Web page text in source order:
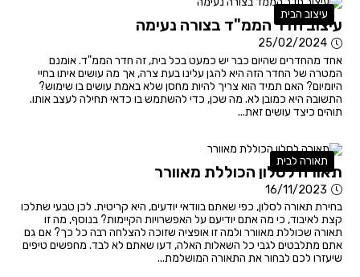
עיצוב הבית
עיצוב חדר הממ"ד בצורה נעימה
25/02/2024
אחד מהחדרים שהיום כבר יש כמעט בכל בית, זה חדר הממ"ד. אומנם
המטרה של החדר הזה היא להגן עלינו בעת צרה, אך מה עושים איתו בחיי
היומיום? האם תמיד הוא צריך להיות מחסן שלא באמת עושים בו שימוש?
התשובה היא כמובן לא. מה שכן, כדי להשתמש בו כדאי תחילה לעצב אותו.
תוהים כיצד עושים זאת...
תאורה לבית
תאורה לסלון הכוללת מאוורר
16/11/2023
בחירת תאורה לסלון, כפי שאתם בוודאי יודעים, היא קריטית. לכן טבעי שתלכו
קצת לאיבוד, כי מה אתם יודיעם על האפשרויות הקיימות? בנוסף, מה זו
תאורה שכוללת מאוורר ולמה זו אופציה שזוכה להצלחה רבה כל כך? אם גם
אתם מתלבטים לגבי כל השאלות האלה, דעו שאתם לא לבד. מחפשים טיפים
שיעזרו לכם לבחור את התאורה המושלמת...